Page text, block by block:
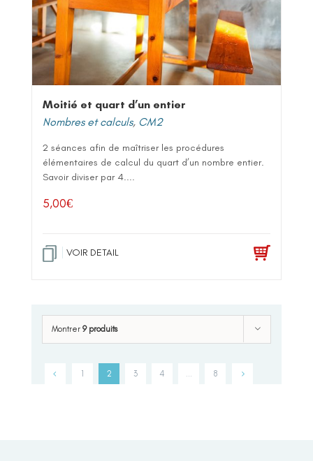
Moitié et quart d’un entier
Nombres et calculs, CM2
2 séances afin de maîtriser les procédures
élémentaires de calcul du quart d’un nombre entier.
Savoir diviser par 4....
5,00€
VOIR DETAIL
Montrer 9 produits
1 2 3 4 8